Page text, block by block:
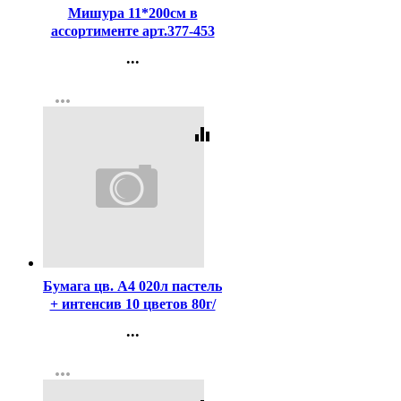
Мишура 11*200см в
ассортименте арт.377-453
...
Регистрация
more_horiz
equalizer
Бумага цв. А4 020л пастель
+ интенсив 10 цветов 80г/
...
Регистрация
more_horiz